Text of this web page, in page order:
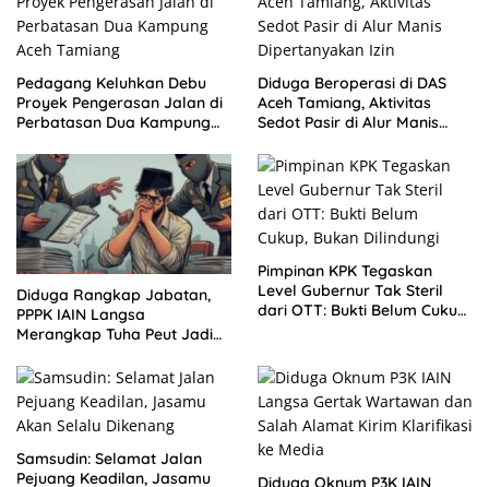
Pedagang Keluhkan Debu
Proyek Pengerasan Jalan di
Perbatasan Dua Kampung
Diduga Beroperasi di DAS
Aceh Tamiang, Aktivitas
Sedot Pasir di Alur Manis
Diduga Rangkap Jabatan,
PPPK IAIN Langsa
Merangkap Tuha Peut Jadi
Pimpinan KPK Tegaskan
Level Gubernur Tak Steril
dari OTT: Bukti Belum Cukup,
Samsudin: Selamat Jalan
Pejuang Keadilan, Jasamu